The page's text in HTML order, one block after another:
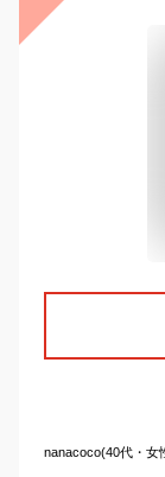
nanacoco(40代・女